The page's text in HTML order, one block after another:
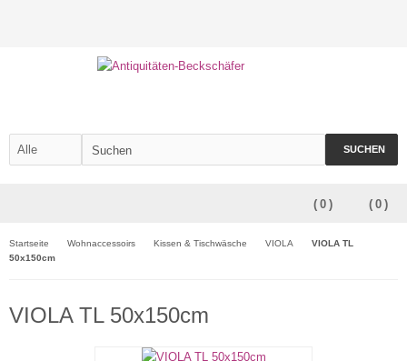
SUCHEN
( 0 )
( 0 )
Startseite Wohnaccessoirs Kissen & Tischwäsche VIOLA
VIOLA TL
50x150cm
VIOLA TL 50x150cm